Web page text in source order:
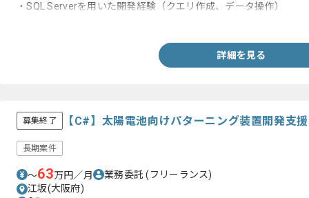
・SQL Serverを用いた開発経験（クエリ作成、データ操作）
詳細を見る
募集終了 【C#】太陽電池向けパターニング装置開発支
長期案件
〜63万円／月 業務委託(フリーランス)
江坂(大阪府)